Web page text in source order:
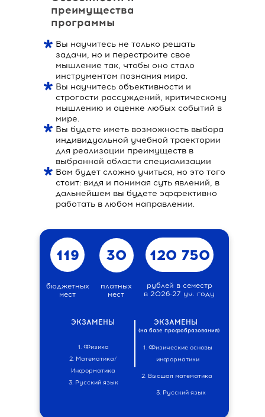
бюджетных
мест
119
1. Физические основы
информатики
3. Русский язык
2. Высшая математика
платных
мест
1. Физика
2. Математика/
Информатика
3. Русский язык
120 750
рублей в семестр
в 2026-27 уч. году
30
(на базе профобразования)
ЭКЗАМЕНЫ ЭКЗАМЕНЫ
Вы научитесь не только решать
задачи, но и перестроите свое
мышление так, чтобы оно стало
инструментом познания мира.
Вы научитесь объективности и
строгости рассуждений, критическому
мышлению и оценке любых событий в
мире.
Вы будете иметь возможность выбора
индивидуальной учебной траектории
для реализации преимуществ в
выбранной области специализации
Вам будет сложно учиться, но это того
стоит: видя и понимая суть явлений, в
дальнейшем вы будете эффективно
работать в любом направлении.
преимущества
программы